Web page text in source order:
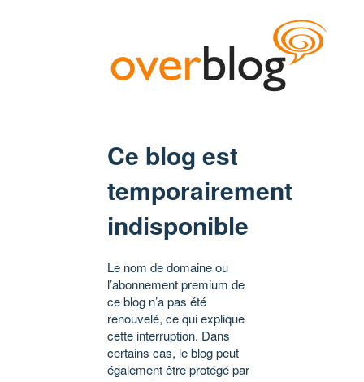
Ce blog est
temporairement
indisponible
Le nom de domaine ou
l’abonnement premium de
ce blog n’a pas été
renouvelé, ce qui explique
cette interruption. Dans
certains cas, le blog peut
également être protégé par